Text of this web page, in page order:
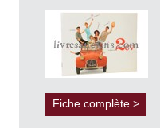
Fiche complète >